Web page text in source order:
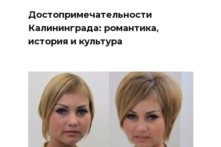
Достопримечательности
Калининграда: романтика,
история и культура